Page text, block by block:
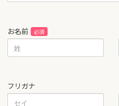
お名前
フリガナ